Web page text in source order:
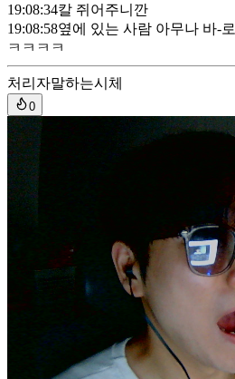
19:08:34칼 쥐어주니깐
19:08:58옆에 있는 사람 아무나 바-
ㅋㅋㅋㅋ
처리자말하는시체
0